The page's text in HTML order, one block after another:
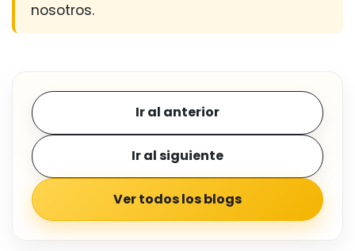
nosotros.
Ir al anterior
Ir al siguiente
Ver todos los blogs